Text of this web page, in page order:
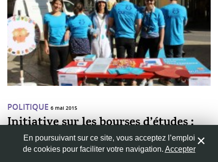
POLITIQUE 6 mai 2015
Initiative sur les bourses d’études :
une solution estudiantine
ambitieuse mais nécessaire
En poursuivant sur ce site, vous acceptez l’emploi
de cookies pour faciliter votre navigation. Accepter